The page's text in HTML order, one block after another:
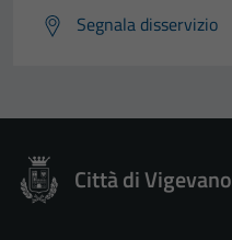
Segnala disservizio
Città di Vigevano